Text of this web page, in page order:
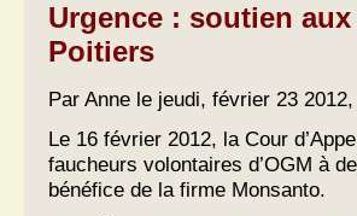
Urgence : soutien
Poitiers
Par Anne le jeudi, février 23
Le 16 février 2012, la Cour
faucheurs volontaires d’OGM à
bénéfice de la firme Monsanto.